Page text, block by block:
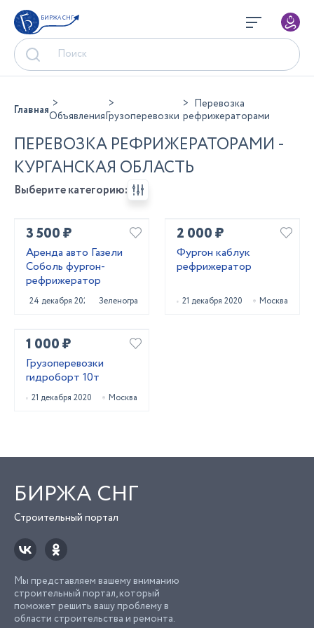
БИРЖА СНГ
ГлавнаяОбъявленияГрузоперевозки
Перевозка
рефрижераторами
ПЕРЕВОЗКА РЕФРИЖЕРАТОРАМИ -
КУРГАНСКАЯ ОБЛАСТЬ
Выберите категорию:
3 500 ₽
Аренда авто Газели
Соболь фургон-
рефрижератор
24 декабря 2020 Зеленоград
2 000 ₽
Фургон каблук
рефрижератор
21 декабря 2020 Москва
1 000 ₽
Грузоперевозки
гидроборт 10т
21 декабря 2020 Москва
БИРЖА СНГ
Строительный портал
Мы представляем вашему вниманию
строительный портал, который
поможет решить вашу проблему в
области строительства и ремонта.